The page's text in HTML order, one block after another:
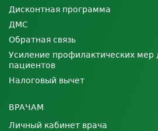
Дисконтная программа
ДМС
Обратная связь
Усиление профилактических мер
пациентов
Налоговый вычет
ВРАЧАМ
Личный кабинет врача